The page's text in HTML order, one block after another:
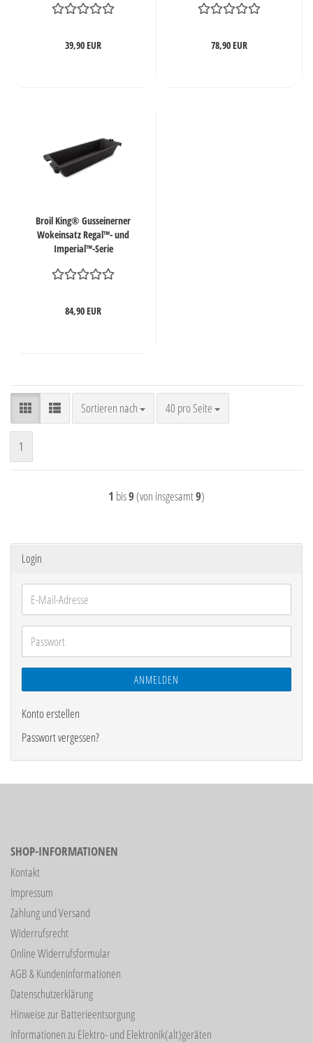
39,90 EUR 78,90 EUR
Broil King® Gusseinerner
Wokeinsatz Regal™- und
Imperial™-Serie
84,90 EUR
Sortieren nach
Sortieren nach 40 pro Seite
pro Seite
1
1 bis9(von insgesamt9)
Login
E-
Mail-
Adresse
Passwort
ANMELDEN
Konto erstellen
Passwort vergessen?
SHOP-INFORMATIONEN
Kontakt
Impressum
Zahlung und Versand
Widerrufsrecht
Online Widerrufsformular
AGB & Kundeninformationen
Datenschutzerklärung
Hinweise zur Batterieentsorgung
Informationen zu Elektro- und Elektronik(alt)geräten